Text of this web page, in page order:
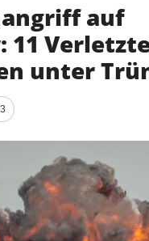
und
Über
Politik
und
Daten
auf
11
unter